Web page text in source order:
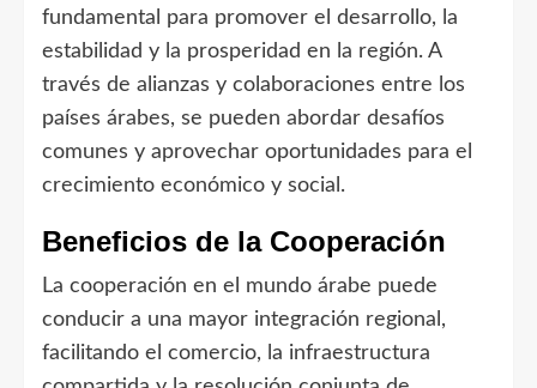
fundamental para promover el desarrollo, la
estabilidad y la prosperidad en la región. A
través de alianzas y colaboraciones entre los
países árabes, se pueden abordar desafíos
comunes y aprovechar oportunidades para el
crecimiento económico y social.
Beneficios de la Cooperación
La cooperación en el mundo árabe puede
conducir a una mayor integración regional,
facilitando el comercio, la infraestructura